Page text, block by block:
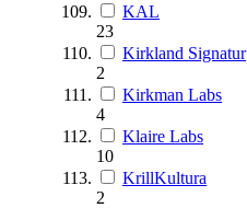
KAL
23
Kirkland Signatur
2
Kirkman Labs
4
Klaire Labs
10
KrillKultura
2